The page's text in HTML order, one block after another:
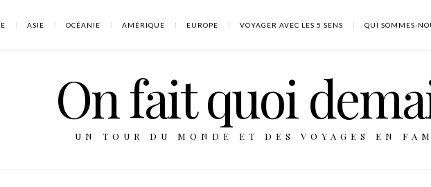
ASIE OCÉANIE AMÉRIQUE EUROPE VOYAGER AVEC LES 5 SENS QUI SOMMES-
On fait quoi
UN TOUR DU MONDE ET DES VOYAGES EN